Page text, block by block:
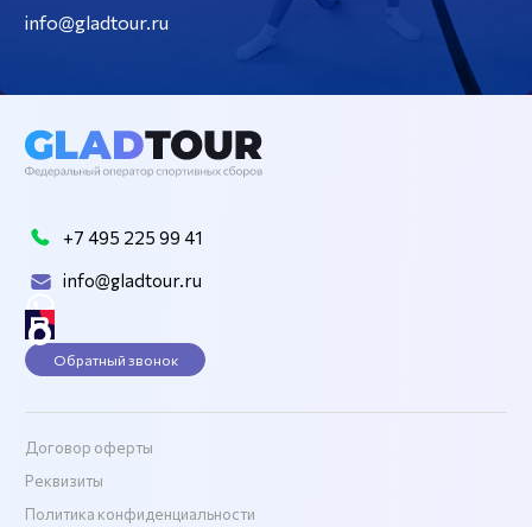
info@gladtour.ru
+7 495 225 99 41
info@gladtour.ru
Обратный звонок
Договор оферты
Реквизиты
Политика конфиденциальности